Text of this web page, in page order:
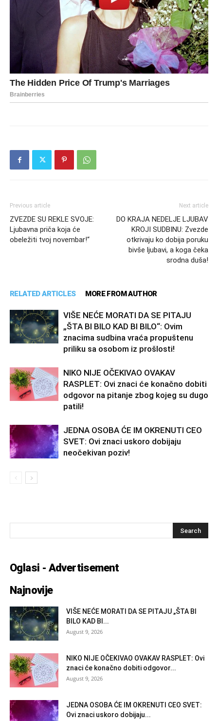
Previous article
ZVEZDE SU REKLE SVOJE:
Ljubavna priča koja će
obeležiti tvoj novembar!“
Next article
DO KRAJA NEDELJE LJUBAV
KROJI SUDBINU: Zvezde
otkrivaju ko dobija poruku
bivše ljubavi, a koga čeka
srodna duša!
RELATED ARTICLES MORE FROM AUTHOR
VIŠE NEĆE MORATI DA SE PITAJU
„ŠTA BI BILO KAD BI BILO“: Ovim
znacima sudbina vraća propuštenu
priliku sa osobom iz prošlosti!
NIKO NIJE OČEKIVAO OVAKAV
RASPLET: Ovi znaci će konačno dobiti
odgovor na pitanje zbog kojeg su dugo
patili!
JEDNA OSOBA ĆE IM OKRENUTI CEO
SVET: Ovi znaci uskoro dobijaju
neočekivan poziv!
Oglasi - Advertisement
Najnovije
VIŠE NEĆE MORATI DA SE PITAJU „ŠTA BI
BILO KAD BI...
August 9, 2026
NIKO NIJE OČEKIVAO OVAKAV RASPLET: Ovi
znaci će konačno dobiti odgovor...
August 9, 2026
JEDNA OSOBA ĆE IM OKRENUTI CEO SVET:
Ovi znaci uskoro dobijaju...